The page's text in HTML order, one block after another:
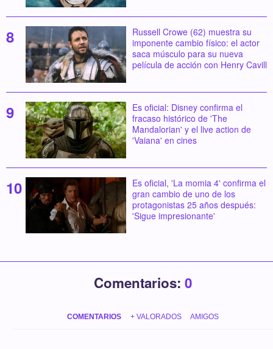
Russell Crowe (62) muestra su
imponente cambio físico: el actor
saca músculo para su nueva
película de acción con Henry Cavill
Es oficial: Disney confirma el
fracaso histórico de 'The
Mandalorian' y el live action de
'Vaiana' en cines
Es oficial, 'La momia 4' confirma el
gran cambio de uno de los
protagonistas 25 años después:
'Sigue impresionante'
Comentarios: 0
COMENTARIOS + VALORADOS AMIGOS